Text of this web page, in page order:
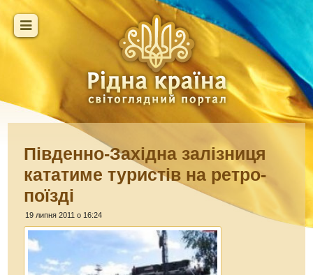
Південно-Західна залізниця
кататиме туристів на ретро-
поїзді
19 липня 2011 о 16:24